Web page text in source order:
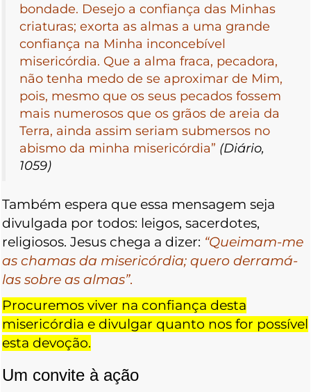
bondade. Desejo a confiança das Minhas
criaturas; exorta as almas a uma grande
confiança na Minha inconcebível
misericórdia. Que a alma fraca, pecadora,
não tenha medo de se aproximar de Mim,
pois, mesmo que os seus pecados fossem
mais numerosos que os grãos de areia da
Terra, ainda assim seriam submersos no
abismo da minha misericórdia” (Diário,
1059)
Também espera que essa mensagem seja
divulgada por todos: leigos, sacerdotes,
religiosos. Jesus chega a dizer: “Queimam-me
as chamas da misericórdia; quero derramá-
las sobre as almas”.
Procuremos viver na confiança desta
misericórdia e divulgar quanto nos for possível
esta devoção.
Um convite à ação